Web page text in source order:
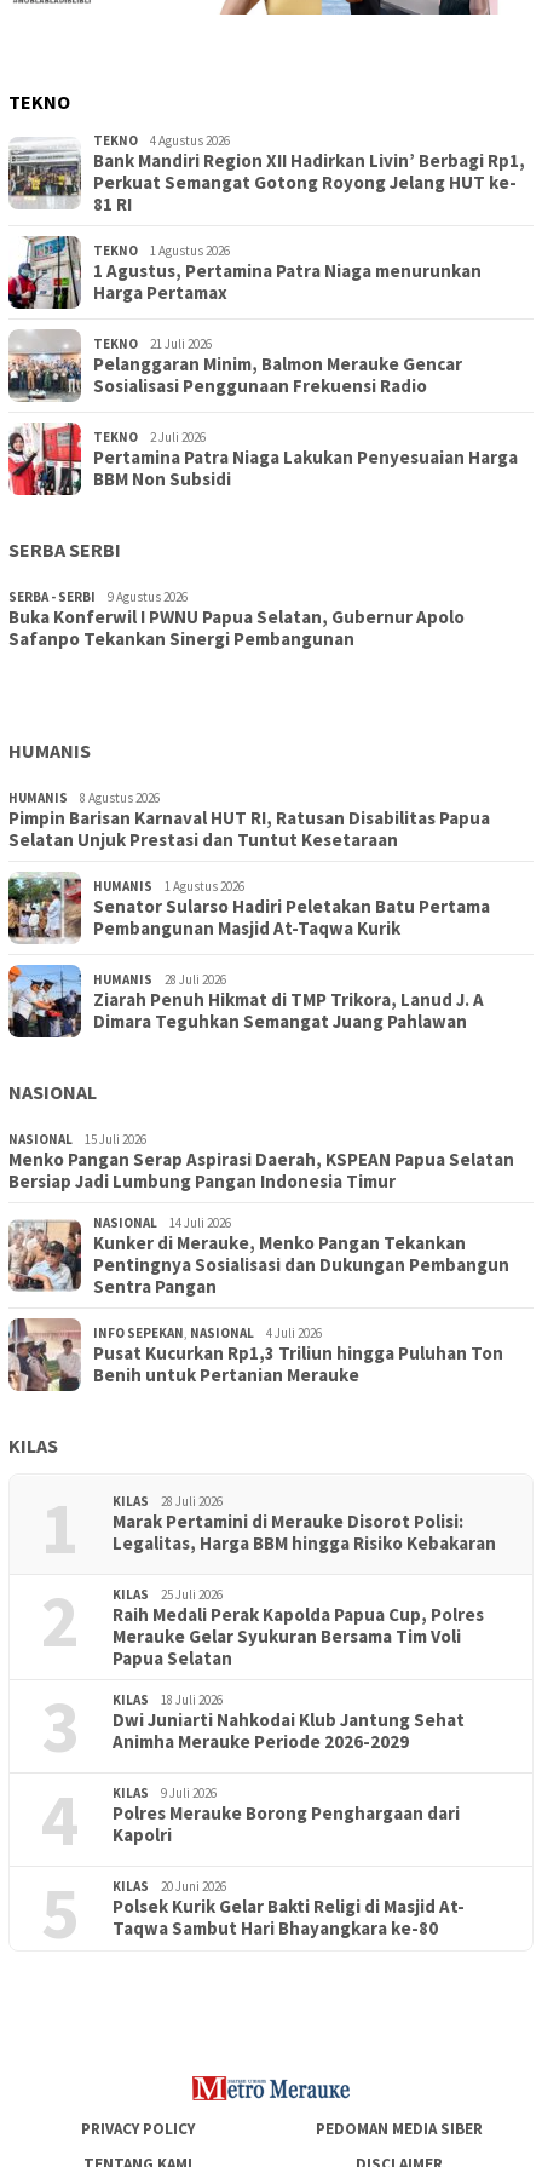
TEKNO
TEKNO 4 Agustus 2026
Bank Mandiri Region XII Hadirkan Livin’ Berbagi Rp1,
Perkuat Semangat Gotong Royong Jelang HUT ke-
81 RI
TEKNO 1 Agustus 2026
1 Agustus, Pertamina Patra Niaga menurunkan
Harga Pertamax
TEKNO 21 Juli 2026
Pelanggaran Minim, Balmon Merauke Gencar
Sosialisasi Penggunaan Frekuensi Radio
TEKNO 2 Juli 2026
Pertamina Patra Niaga Lakukan Penyesuaian Harga
BBM Non Subsidi
SERBA SERBI
SERBA - SERBI 9 Agustus 2026
Buka Konferwil I PWNU Papua Selatan, Gubernur Apolo
Safanpo Tekankan Sinergi Pembangunan
TOPIK 9 Agustus 2026
Konferwil I PWNU Papua Selatan Resmi Digelar, Siapkan
HUMANIS
HUMANIS 8 Agustus 2026
Pimpin Barisan Karnaval HUT RI, Ratusan Disabilitas Papua
Selatan Unjuk Prestasi dan Tuntut Kesetaraan
HUMANIS 1 Agustus 2026
Senator Sularso Hadiri Peletakan Batu Pertama
Pembangunan Masjid At-Taqwa Kurik
HUMANIS 28 Juli 2026
Ziarah Penuh Hikmat di TMP Trikora, Lanud J. A
Dimara Teguhkan Semangat Juang Pahlawan
NASIONAL
NASIONAL 15 Juli 2026
Menko Pangan Serap Aspirasi Daerah, KSPEAN Papua Selatan
Bersiap Jadi Lumbung Pangan Indonesia Timur
NASIONAL 14 Juli 2026
Kunker di Merauke, Menko Pangan Tekankan
Pentingnya Sosialisasi dan Dukungan Pembangun
Sentra Pangan
INFO SEPEKAN, NASIONAL 4 Juli 2026
Pusat Kucurkan Rp1,3 Triliun hingga Puluhan Ton
Benih untuk Pertanian Merauke
KILAS
1 KILAS 28 Juli 2026
Marak Pertamini di Merauke Disorot Polisi:
Legalitas, Harga BBM hingga Risiko Kebakaran
2 KILAS 25 Juli 2026
Raih Medali Perak Kapolda Papua Cup, Polres
Merauke Gelar Syukuran Bersama Tim Voli
Papua Selatan
3 KILAS 18 Juli 2026
Dwi Juniarti Nahkodai Klub Jantung Sehat
Animha Merauke Periode 2026-2029
4 KILAS 9 Juli 2026
Polres Merauke Borong Penghargaan dari
Kapolri
5 KILAS 20 Juni 2026
Polsek Kurik Gelar Bakti Religi di Masjid At-
Taqwa Sambut Hari Bhayangkara ke-80
PENDIDIKAN 18 Juni 2026
Lepas Puluhan Peserta Didik, TK Yapis 2 Merauke Siapkan
PRIVACY POLICY
PEDOMAN MEDIA SIBER